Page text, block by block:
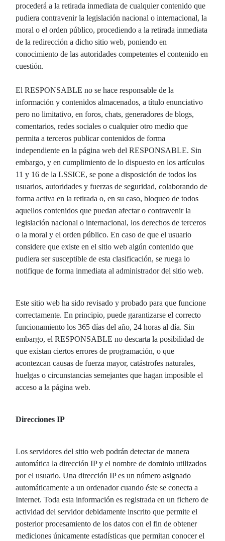
procederá a la retirada inmediata de cualquier contenido que
pudiera contravenir la legislación nacional o internacional, la
moral o el orden público, procediendo a la retirada inmediata
de la redirección a dicho sitio web, poniendo en
conocimiento de las autoridades competentes el contenido en
cuestión.
El RESPONSABLE no se hace responsable de la
información y contenidos almacenados, a título enunciativo
pero no limitativo, en foros, chats, generadores de blogs,
comentarios, redes sociales o cualquier otro medio que
permita a terceros publicar contenidos de forma
independiente en la página web del RESPONSABLE. Sin
embargo, y en cumplimiento de lo dispuesto en los artículos
11 y 16 de la LSSICE, se pone a disposición de todos los
usuarios, autoridades y fuerzas de seguridad, colaborando de
forma activa en la retirada o, en su caso, bloqueo de todos
aquellos contenidos que puedan afectar o contravenir la
legislación nacional o internacional, los derechos de terceros
o la moral y el orden público. En caso de que el usuario
considere que existe en el sitio web algún contenido que
pudiera ser susceptible de esta clasificación, se ruega lo
notifique de forma inmediata al administrador del sitio web.
Este sitio web ha sido revisado y probado para que funcione
correctamente. En principio, puede garantizarse el correcto
funcionamiento los 365 días del año, 24 horas al día. Sin
embargo, el RESPONSABLE no descarta la posibilidad de
que existan ciertos errores de programación, o que
acontezcan causas de fuerza mayor, catástrofes naturales,
huelgas o circunstancias semejantes que hagan imposible el
acceso a la página web.
Direcciones IP
Los servidores del sitio web podrán detectar de manera
automática la dirección IP y el nombre de dominio utilizados
por el usuario. Una dirección IP es un número asignado
automáticamente a un ordenador cuando éste se conecta a
Internet. Toda esta información es registrada en un fichero de
actividad del servidor debidamente inscrito que permite el
posterior procesamiento de los datos con el fin de obtener
mediciones únicamente estadísticas que permitan conocer el